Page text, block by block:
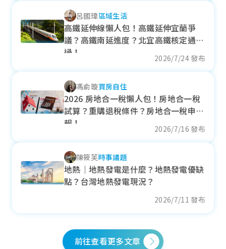
近一年成交單價
30.01萬元/坪
- 2.25%
后里區
32.28萬元/坪
- 7.66%
大甲區
呂國瑋區域生活
高鐵延伸線懶人包！高鐵延伸宜蘭爭
議？高鐵南延進度？北宜高鐵核定通
過！
2026/7/24 發布
馮俞璇買房自住
2026 房地合一稅懶人包！房地合一稅
試算？重購退稅條件？房地合一稅申
報！
2026/7/16 發布
陳筱芙時事議題
地熱｜地熱發電是什麼？地熱發電優缺
點？台灣地熱發電現況？
2026/7/11 發布
前往查看更多文章